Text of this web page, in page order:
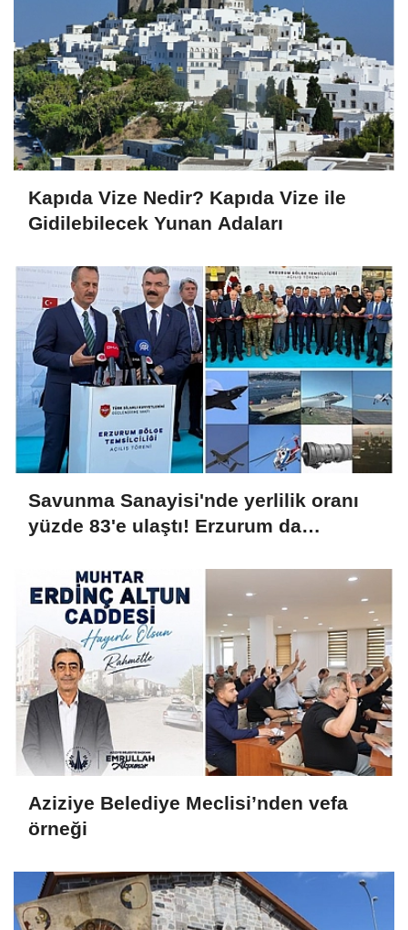
Kapıda Vize Nedir? Kapıda Vize ile
Gidilebilecek Yunan Adaları
Savunma Sanayisi'nde yerlilik oranı
yüzde 83'e ulaştı! Erzurum da
Aziziye Belediye Meclisi’nden vefa
örneği